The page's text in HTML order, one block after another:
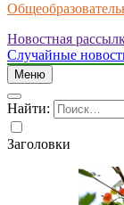
Новостная
Случайные
Меню
Найти:
Заголовки